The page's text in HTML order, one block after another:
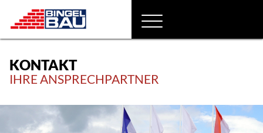
KONTAKT
IHRE ANSPRECHPARTNER